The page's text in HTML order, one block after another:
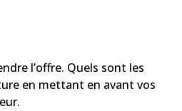
l’offre. Quels sont les
en mettant en avant vos